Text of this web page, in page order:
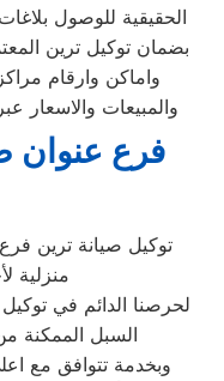
الحقيقية للوصول
بضمان توكيل ترين
واماكن وارقام
والمبيعات والاسعار
فرع عنوان
توكيل صيانة ترين
منزلية
لحرصنا الدائم في
السبل الممكنة
وبخدمة تتوافق مع